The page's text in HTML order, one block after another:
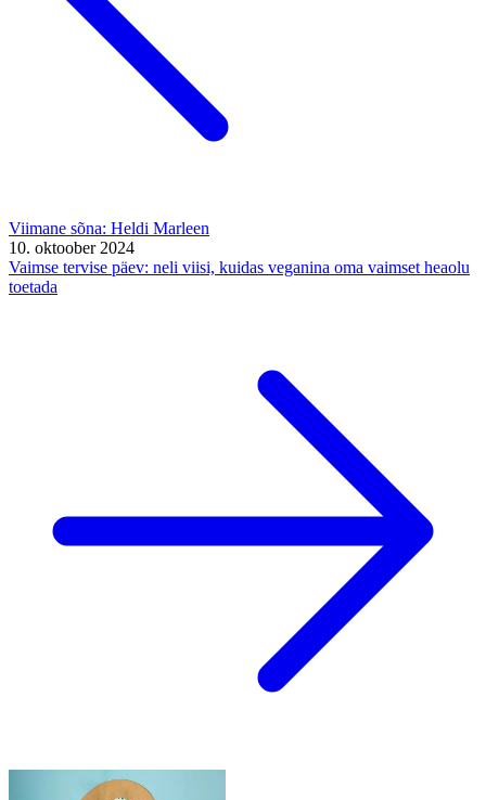
Viimane sõna: Heldi Marleen
10. oktoober 2024
Vaimse tervise päev: neli viisi, kuidas veganina oma vaimset heaolu
toetada